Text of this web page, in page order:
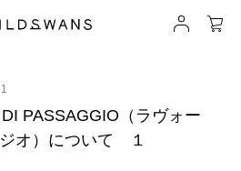
DI PASSAGGIO（ラヴォー
オ）について １